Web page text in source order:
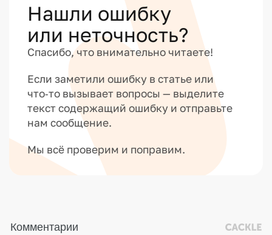
Нашли ошибку
или неточность?
Спасибо, что внимательно читаете!
Если заметили ошибку в статье или
что‑то вызывает вопросы — выделите
текст содержащий ошибку и отправьте
нам сообщение.
Мы всё проверим и поправим.
Комментарии